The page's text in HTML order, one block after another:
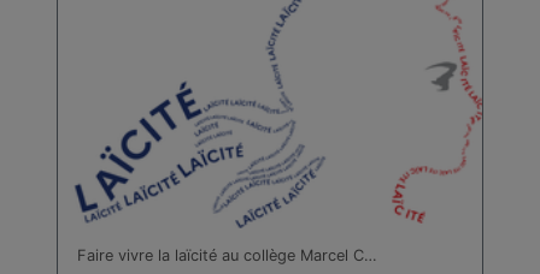
Faire vivre la laïcité au collège Marcel C…